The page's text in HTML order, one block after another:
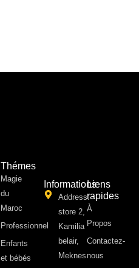
Thémes
Magie
du
Maroc
Professionnel
Enfants
et bébés
Informations
Address:
store 2,
Kamilia
belair,
Meknes
Liens
rapides
À
Propos ​
Contactez-
nous